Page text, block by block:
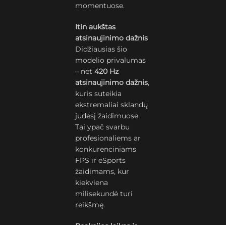
momentuose.
Itin aukštas
atsinaujinimo dažnis
Didžiausias šio
modelio privalumas
– net420 Hz
atsinaujinimo dažnis,
kuris suteikia
ekstremaliai sklandų
judesį žaidimuose.
Tai ypač svarbu
profesionaliems ar
konkurenciniams
FPS ir eSports
žaidimams, kur
kiekviena
milisekundė turi
reikšmę.